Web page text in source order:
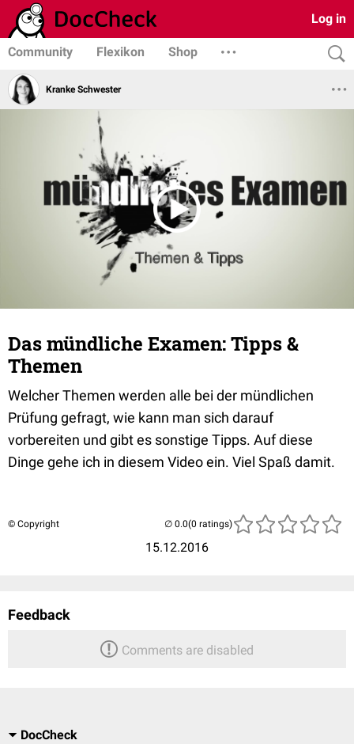
Log in
Community Flexikon Shop
Kranke Schwester
Das mündliche Examen: Tipps &
Themen
Welcher Themen werden alle bei der mündlichen
Prüfung gefragt, wie kann man sich darauf
vorbereiten und gibt es sonstige Tipps. Auf diese
Dinge gehe ich in diesem Video ein. Viel Spaß damit.
© Copyright
15.12.2016
(0 ratings)
Feedback
Comments are disabled
DocCheck